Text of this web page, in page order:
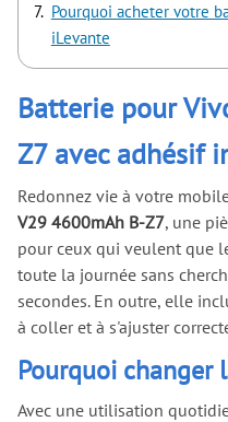
Pourquoi acheter votre
iLevante
Batterie pour
Z7 avec adhésif
Redonnez vie à votre
V29 4600mAh B-Z7, une
pour ceux qui veulent que
toute la journée sans
secondes. En outre, elle
à coller et à s'ajuster
Pourquoi changer
Avec une utilisation